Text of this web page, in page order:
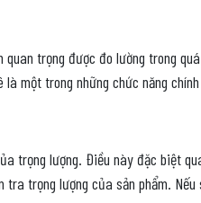
trọng được đo lường trong
một trong những chức năng
trọng lượng. Điều này đặc biệt
trọng lượng của sản phẩm.